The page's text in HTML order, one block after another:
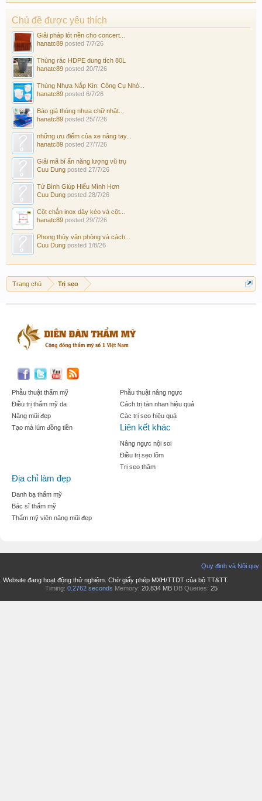
Chủ đề được yêu thích
Giải pháp lót nền cho concert...
hanatc89 posted 7/7/26
Thùng rác HDPE dung tích 80L
hanatc89 posted 20/7/26
Thùng Nhựa Nắp Kín: Công Cụ Nhỏ...
hanatc89 posted 6/7/26
Báo giá thùng nhựa chữ nhật...
hanatc89 posted 25/7/26
những ưu điểm của xe nâng tay...
hanatc89 posted 27/7/26
Giải mã bí ẩn năng lượng vũ trụ
Cuu Dung posted 27/7/26
Tử Bình Giúp Hiểu Mình Hơn
Cuu Dung posted 28/7/26
Cột chắn inox dây kéo và cột...
hanatc89 posted 29/7/26
Phong thủy văn phòng và cách...
Cuu Dung posted 1/8/26
Trang chủ Trị sẹo
Phẫu thuật thẩm mỹ
Điều trị thẩm mỹ da
Nâng mũi đẹp
Tạo mà lúm đồng tiền
Phẫu thuật nâng ngực
Cách trị tàn nhan hiệu quả
Các trị sẹo hiệu quả
Liên kết khác
Nâng ngực nội soi
Điều trị sẹo lõm
Trị sẹo thâm
Địa chỉ làm đẹp
Danh bạ thẩm mỹ
Bác sĩ thẩm mỹ
Thẩm mỹ viện nâng mũi đẹp
Quy định và Nội quy
Website đang hoạt động thử nghiệm. Chờ giấy phép MXH/TTDT của bộ TT&TT.
Timing: 0.2762 seconds Memory: 20.834 MB DB Queries: 25